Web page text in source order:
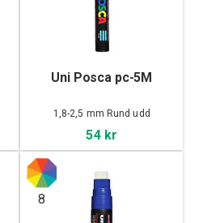
Uni Posca pc-5M
1,8-2,5 mm Rund udd
54 kr
8